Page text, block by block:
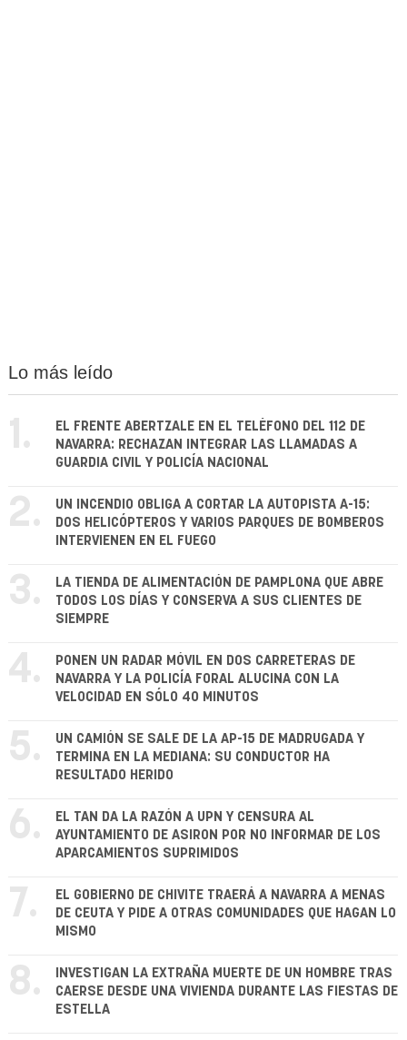
Lo más leído
1.
EL FRENTE ABERTZALE EN EL TELÉFONO DEL 112 DE
NAVARRA: RECHAZAN INTEGRAR LAS LLAMADAS A
GUARDIA CIVIL Y POLICÍA NACIONAL
2.
UN INCENDIO OBLIGA A CORTAR LA AUTOPISTA A-15:
DOS HELICÓPTEROS Y VARIOS PARQUES DE BOMBEROS
INTERVIENEN EN EL FUEGO
3.
LA TIENDA DE ALIMENTACIÓN DE PAMPLONA QUE ABRE
TODOS LOS DÍAS Y CONSERVA A SUS CLIENTES DE
SIEMPRE
4.
PONEN UN RADAR MÓVIL EN DOS CARRETERAS DE
NAVARRA Y LA POLICÍA FORAL ALUCINA CON LA
VELOCIDAD EN SÓLO 40 MINUTOS
5.
UN CAMIÓN SE SALE DE LA AP-15 DE MADRUGADA Y
TERMINA EN LA MEDIANA: SU CONDUCTOR HA
RESULTADO HERIDO
6.
EL TAN DA LA RAZÓN A UPN Y CENSURA AL
AYUNTAMIENTO DE ASIRON POR NO INFORMAR DE LOS
APARCAMIENTOS SUPRIMIDOS
7.
EL GOBIERNO DE CHIVITE TRAERÁ A NAVARRA A MENAS
DE CEUTA Y PIDE A OTRAS COMUNIDADES QUE HAGAN LO
MISMO
8.
INVESTIGAN LA EXTRAÑA MUERTE DE UN HOMBRE TRAS
CAERSE DESDE UNA VIVIENDA DURANTE LAS FIESTAS DE
ESTELLA